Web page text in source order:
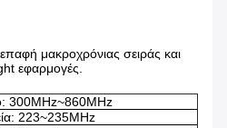
μακροχρόνιας σειράς και
εφαρμογές.
300MHz~860MHz
223~235MHz